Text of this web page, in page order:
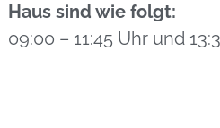
Haus sind wie folgt:
09:00 – 11:45 Uhr und